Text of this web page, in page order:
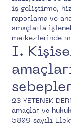
iş geliştirme,
raporlama ve
amaçlarla
merkezlerinde
I.
23 YETENEK
amaçlar ve
5809 sayılı